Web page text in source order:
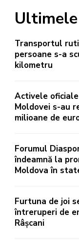
Transportul
persoane s-a
kilometru
Activele
Moldovei s-au
milioane de
Forumul
îndeamnă la
Moldova în
Furtuna de joi
întreruperi de
Râșcani